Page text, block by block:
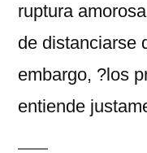
ruptura
de distanciarse
embargo, ?los
entiende